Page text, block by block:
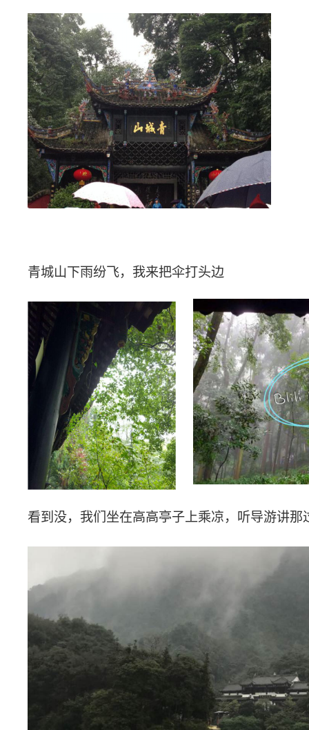
青城山下雨纷飞，我来把伞打头边
看到没，我们坐在高高亭子上乘凉，听导游讲那